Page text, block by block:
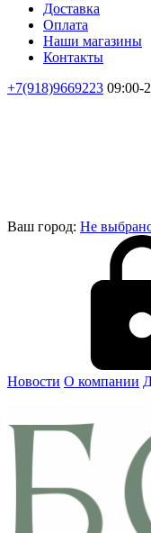
Доставка
Оплата
Наши магазины
Контакты
+7(918)9669223 09:00-
Ваш город: Не
Новости О компании